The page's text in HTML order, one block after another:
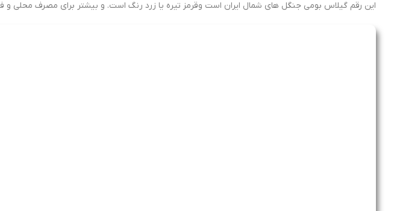
این رقم گیلاس بومی جنگل های شمال ایران است وقرمز تیره یا زرد رنگ است. و بیشتر برای مصرف محلی و